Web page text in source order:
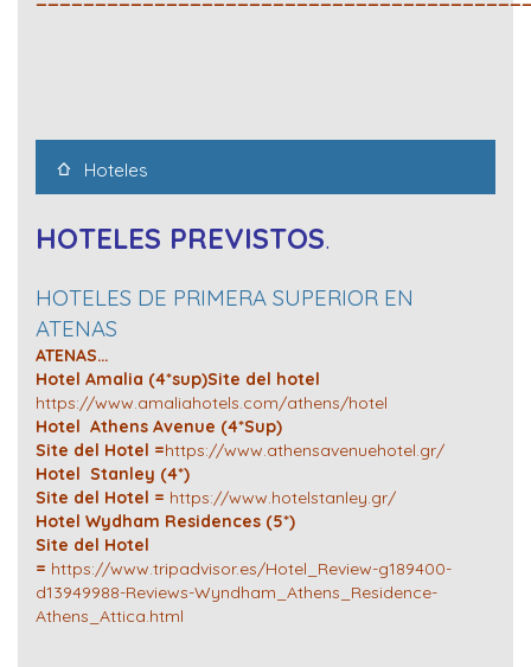
Hoteles
HOTELES PREVISTOS.
HOTELES DE PRIMERA SUPERIOR EN
ATENAS
ATENAS…
Hotel Amalia (4*sup)Site del hotel
https://www.amaliahotels.com/athens/hotel
Hotel Athens Avenue (4*Sup)
Site del Hotel =https://www.athensavenuehotel.gr/
Hotel Stanley (4*)
Site del Hotel = https://www.hotelstanley.gr/
Hotel Wydham Residences (5*)
Site del Hotel
= https://www.tripadvisor.es/Hotel_Review-g189400-
d13949988-Reviews-Wyndham_Athens_Residence-
Athens_Attica.html